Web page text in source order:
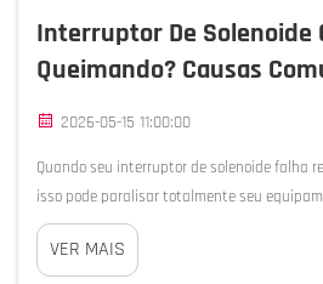
Interruptor De Solenoide
Queimando? Causas
2026-05-15 11:00:00
Quando seu interruptor de solenoide falha
isso pode paralisar totalmente seu
inatividade custoso. Compreender por que
falham é fundamental para manter
VER MAIS